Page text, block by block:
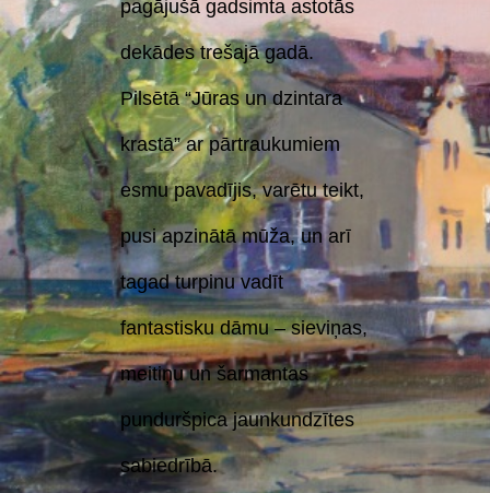
pagājušā gadsimta astotās
dekādes trešajā gadā.
Pilsētā “Jūras un dzintara
krastā” ar pārtraukumiem
esmu pavadījis, varētu teikt,
pusi apzinātā mūža, un arī
tagad turpinu vadīt
fantastisku dāmu – sieviņas,
meitiņu un šarmantas
punduršpica jaunkundzītes
sabiedrībā.